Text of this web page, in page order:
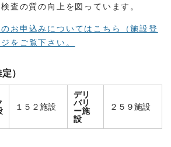
査の質の向上を図っています。
お申込みについてはこちら（施設登
をご覧下さい。
）
１５２施設
デリ
バリ
ー施
設
２５９施設